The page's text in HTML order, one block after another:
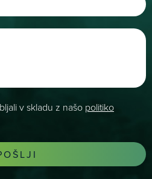
v skladu z našo politiko